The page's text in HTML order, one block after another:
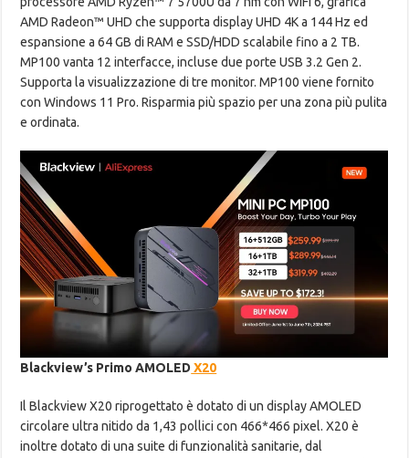
AMD Radeon™ UHD che supporta display UHD 4K a 144 Hz ed
espansione a 64 GB di RAM e SSD/HDD scalabile fino a 2 TB.
MP100 vanta 12 interfacce, incluse due porte USB 3.2 Gen 2.
Supporta la visualizzazione di tre monitor. MP100 viene fornito
con Windows 11 Pro. Risparmia più spazio per una zona più pulita
e ordinata.
Blackview’s Primo AMOLED X20
Il Blackview X20 riprogettato è dotato di un display AMOLED
circolare ultra nitido da 1,43 pollici con 466*466 pixel. X20 è
inoltre dotato di una suite di funzionalità sanitarie, dal